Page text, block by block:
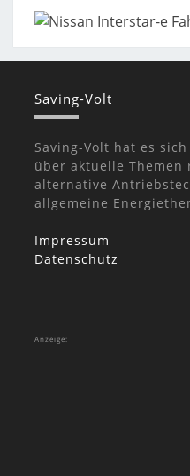
Saving-Volt
Saving-Volt hat es
über aktuelle
alternative
allgemeine
Impressum
Datenschutz
Anzeige: